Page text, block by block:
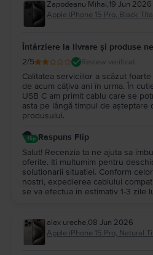
Zapodeanu Mihai,19 Jun 2026
Apple iPhone 15 Pro, Black
Întârziere la livrare și produse
2/5 Review verificat
Calitatea serviciilor a scăzut
de acum câțiva ani în urma. În
USB C am primit cablu care se
asta pe lângă timpul de așteptare
produsului.
Raspuns Flip
Salut! Recenzia ta ne ajuta sa
oferite. Iti multumim pentru
solutionarii situatiei. Conform
nostri, expedierea cablului
se va efectua in estimativ 1-3 zile
alex ureche,08 Jun 2026
Apple iPhone 15 Pro, Natural